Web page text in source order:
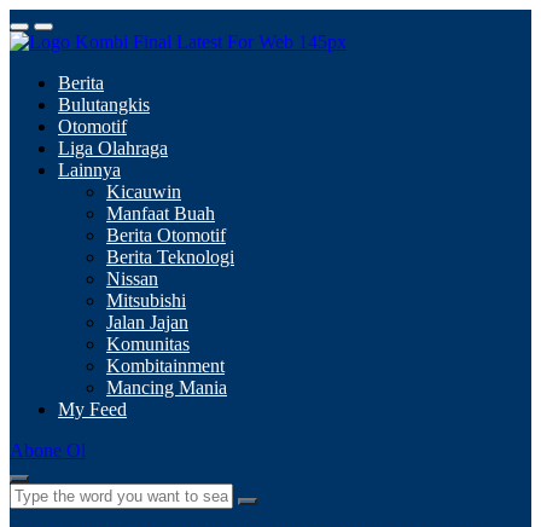
Berita
Bulutangkis
Otomotif
Liga Olahraga
Lainnya
Kicauwin
Manfaat Buah
Berita Otomotif
Berita Teknologi
Nissan
Mitsubishi
Jalan Jajan
Komunitas
Kombitainment
Mancing Mania
My Feed
Abone Ol